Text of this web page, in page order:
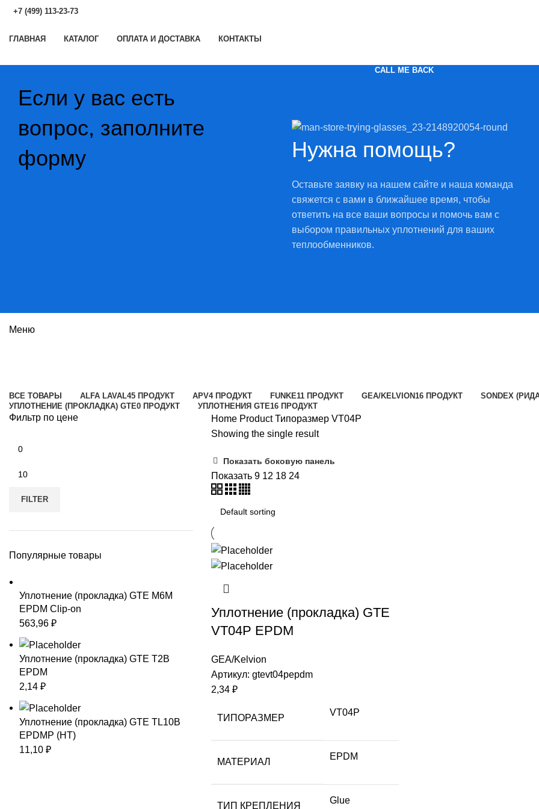
+7 (499) 113-23-73
ГЛАВНАЯ КАТАЛОГ ОПЛАТА И ДОСТАВКА КОНТАКТЫ
CALL ME BACK
Если у вас есть
вопрос, заполните
форму
Нужна помощь?
Оставьте заявку на нашем сайте и наша команда
свяжется с вами в ближайшее время, чтобы
ответить на все ваши вопросы и помочь вам с
выбором правильных уплотнений для ваших
теплообменников.
Меню
ВСЕ ТОВАРЫ ALFA LAVAL45 ПРОДУКТ APV4 ПРОДУКТ FUNKE11 ПРОДУКТ GEA/KELVION16 ПРОДУКТ
SONDEX
УПЛОТНЕНИЕ (ПРОКЛАДКА) GTE0 ПРОДУКТ УПЛОТНЕНИЯ GTE16 ПРОДУКТ
Фильтр по цене
FILTER
Популярные товары
Уплотнение (прокладка) GTE М6M
EPDM Clip-on
563,96 ₽
Уплотнение (прокладка) GTE T2B
EPDM
2,14 ₽
Уплотнение (прокладка) GTE TL10B
EPDMP (HT)
11,10 ₽
Home Product Типоразмер VT04P
Showing the single result
Показать боковую панель
Показать 9 12 18 24
Уплотнение (прокладка) GTE
VT04P EPDM
GEA/Kelvion
Артикул: gtevt04pepdm
2,34 ₽
ТИПОРАЗМЕР
VT04P
МАТЕРИАЛ
EPDM
ТИП КРЕПЛЕНИЯ
Glue